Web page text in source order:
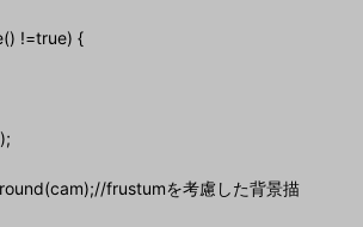
!=true) {
frustumを考慮した背景描